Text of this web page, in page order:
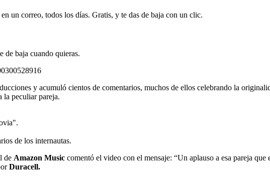
un correo, todos los días. Gratis, y te das de baja con un clic.
de baja cuando quieras.
y acumuló cientos de comentarios, muchos de ellos celebrando la
la peculiar pareja.
de los internautas.
de Amazon Music comentó el video con el mensaje: “Un aplauso a esa pareja
Duracell.